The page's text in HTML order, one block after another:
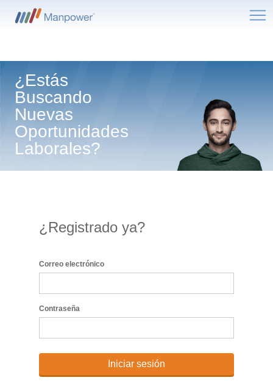
¿Estás
Buscando
Nuevas
Oportunidades
Laborales?
¿Registrado ya?
Inicio de sesión: usuario y contraseña
Correo electrónico
Contraseña
Iniciar sesión